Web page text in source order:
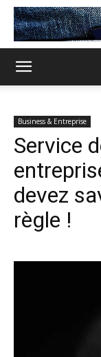
Business & Entreprise
Service
devez
règle !